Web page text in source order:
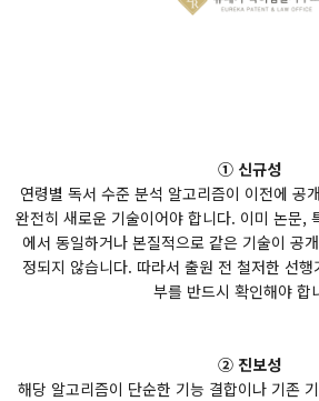
① 신규성
연령별 독서 수준 분석 알고리즘이 이전에 공
완전히 새로운 기술이어야 합니다. 이미 논문,
에서 동일하거나 본질적으로 같은 기술이 공
정되지 않습니다. 따라서 출원 전 철저한 선
부를 반드시 확인해야 합
② 진보성
해당 알고리즘이 단순한 기능 결합이나 기존